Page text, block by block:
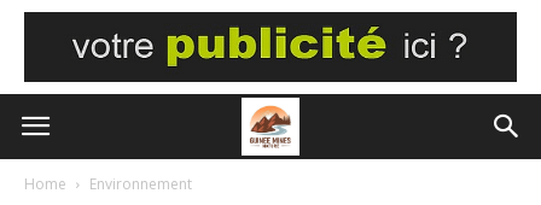
Home Environnement